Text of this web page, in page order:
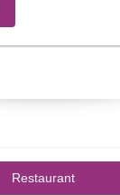
Restaurant